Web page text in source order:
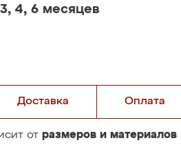
4, 6 месяцев
Доставка Оплата
от размеров и материалов